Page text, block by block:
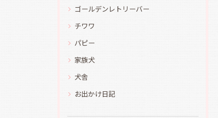
ゴールデンレトリーバー
チワワ
パピー
家族犬
犬舎
お出かけ日記